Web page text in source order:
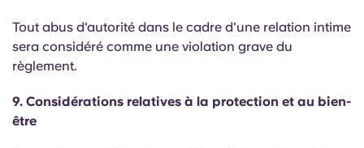
Tout abus d'autorité dans le cadre d'une relation intime
sera considéré comme une violation grave du
règlement.
9. Considérations relatives à la protection et au bien-
être